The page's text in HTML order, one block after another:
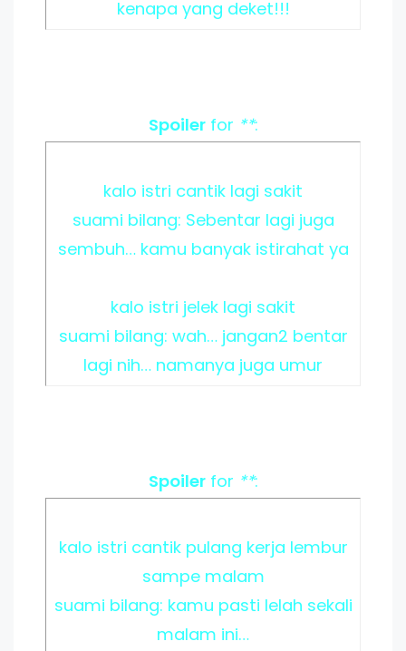
kenapa yang deket!!!
Spoilerfor **:
kalo istri cantik lagi sakit
suami bilang: Sebentar lagi juga
sembuh… kamu banyak istirahat ya
kalo istri jelek lagi sakit
suami bilang: wah… jangan2 bentar
lagi nih… namanya juga umur
Spoilerfor **:
kalo istri cantik pulang kerja lembur
sampe malam
suami bilang: kamu pasti lelah sekali
malam ini…